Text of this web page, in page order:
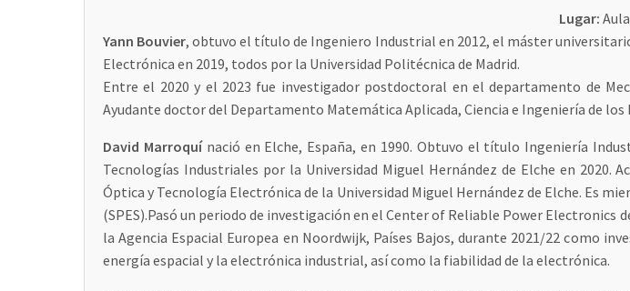
Lugar:
Yann Bouvier, obtuvo el título de Ingeniero Industrial en 2012, el máster
Electrónica en 2019, todos por la Universidad Politécnica de Madrid.
Entre el 2020 y el 2023 fue investigador postdoctoral en el departamento de
Ayudante doctor del Departamento Matemática Aplicada, Ciencia e Ingeniería de
David Marroquínació en Elche, España, en 1990. Obtuvo el título Ingeniería
Tecnologías Industriales por la Universidad Miguel Hernández de Elche en
Óptica y Tecnología Electrónica de la Universidad Miguel Hernández de Elche. Es
(SPES).Pasó un periodo de investigación en el Center of Reliable Power
la Agencia Espacial Europea en Noordwijk, Países Bajos, durante 2021/22 como
energía espacial y la electrónica industrial, así como la fiabilidad de la electrónica.